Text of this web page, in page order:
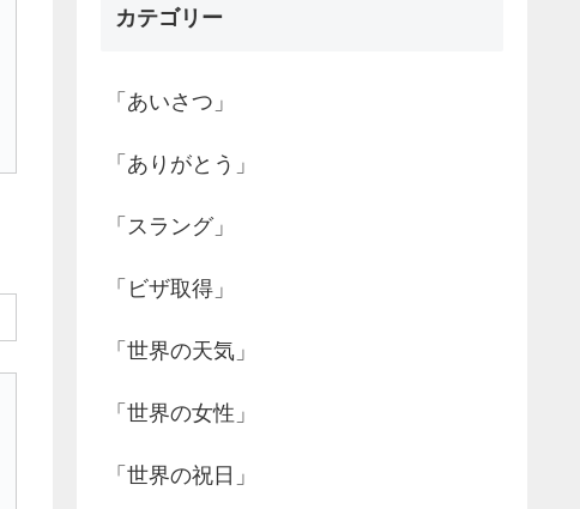
カテゴリー
「あいさつ」
「ありがとう」
「スラング」
「ビザ取得」
「世界の天気」
「世界の女性」
「世界の祝日」